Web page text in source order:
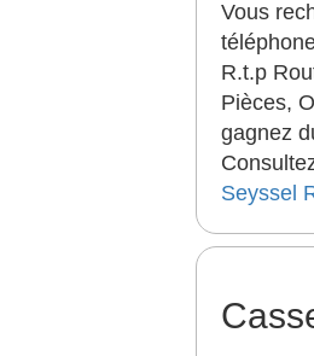
Vous
R.t.p
Pièces,
gagnez
Seyssel